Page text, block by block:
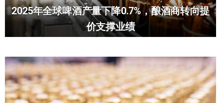
2025年全球啤酒产量下降0.7%，酿酒商转向提
价支撑业绩